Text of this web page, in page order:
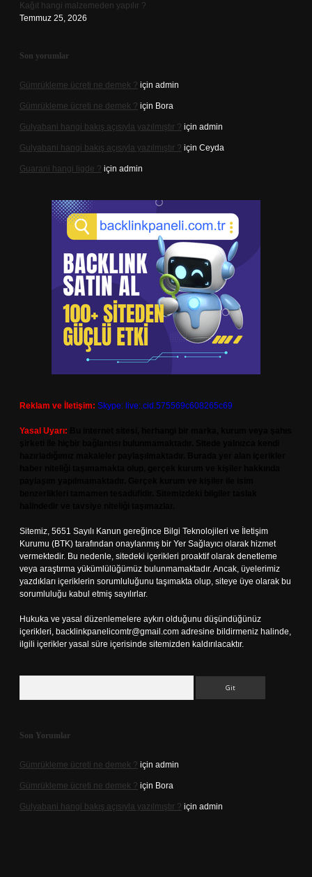
Kağıt hangi malzemeden yapılır ?
Temmuz 25, 2026
Son yorumlar
Gümrükleme ücreti ne demek ? için admin
Gümrükleme ücreti ne demek ? için Bora
Gulyabani hangi bakış açısıyla yazılmıştır ? için admin
Gulyabani hangi bakış açısıyla yazılmıştır ? için Ceyda
Guarani hangi ligde ? için admin
Reklam ve İletişim: Skype: live:.cid.575569c608265c69
Yasal Uyarı:
Sitemiz, 5651 Sayılı Kanun gereğince Bilgi Teknolojileri ve İletişim
Kurumu (BTK) tarafından onaylanmış bir Yer Sağlayıcı olarak hizmet
vermektedir. Bu nedenle, sitedeki içerikleri proaktif olarak denetleme
veya araştırma yükümlülüğümüz bulunmamaktadır. Ancak, üyelerimiz
yazdıkları içeriklerin sorumluluğunu taşımakta olup, siteye üye olarak bu
sorumluluğu kabul etmiş sayılırlar.
Hukuka ve yasal düzenlemelere aykırı olduğunu düşündüğünüz
içerikleri, backlinkpanelicomtr@gmail.com adresine bildirmeniz halinde,
ilgili içerikler yasal süre içerisinde sitemizden kaldırılacaktır.
Son Yorumlar
Gümrükleme ücreti ne demek ? için admin
Gümrükleme ücreti ne demek ? için Bora
Gulyabani hangi bakış açısıyla yazılmıştır ? için admin